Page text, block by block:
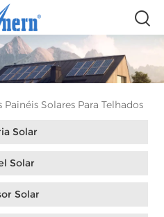
Solares Para Telhados
Solar
Solar
Solar